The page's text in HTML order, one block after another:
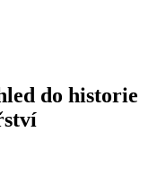
do historie